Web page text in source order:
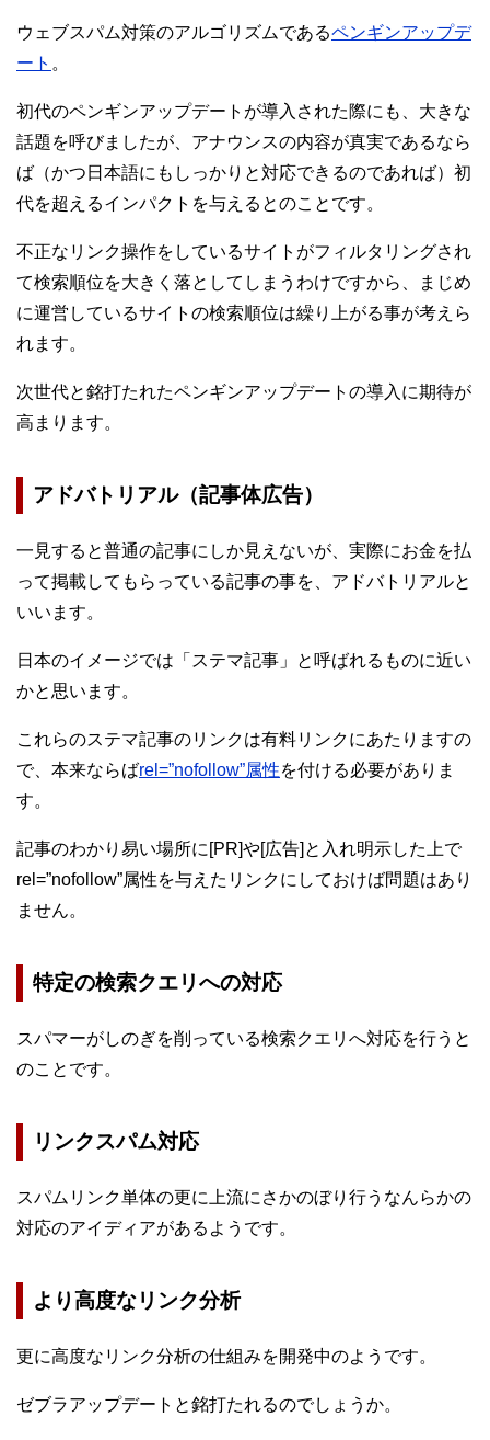
ウェブスパム対策のアルゴリズムであるペンギンアップデ
ート 。
初代のペンギンアップデートが導入された際にも、大きな
話題を呼びましたが、アナウンスの内容が真実であるなら
ば（かつ日本語にもしっかりと対応できるのであれば）初
代を超えるインパクトを与えるとのことです。
不正なリンク操作をしているサイトがフィルタリングされ
て検索順位を大きく落としてしまうわけですから、まじめ
に運営しているサイトの検索順位は繰り上がる事が考えら
れます。
次世代と銘打たれたペンギンアップデートの導入に期待が
高まります。
アドバトリアル（記事体広告）
一見すると普通の記事にしか見えないが、実際にお金を払
って掲載してもらっている記事の事を、アドバトリアルと
いいます。
日本のイメージでは「ステマ記事」と呼ばれるものに近い
かと思います。
これらのステマ記事のリンクは有料リンクにあたりますの
で、本来ならばrel=”nofollow”属性を付ける必要がありま
す。
記事のわかり易い場所に[PR]や[広告]と入れ明示した上で
rel=”nofollow”属性を与えたリンクにしておけば問題はあり
ません。
特定の検索クエリへの対応
スパマーがしのぎを削っている検索クエリへ対応を行うと
のことです。
リンクスパム対応
スパムリンク単体の更に上流にさかのぼり行うなんらかの
対応のアイディアがあるようです。
より高度なリンク分析
更に高度なリンク分析の仕組みを開発中のようです。
ゼブラアップデートと銘打たれるのでしょうか。